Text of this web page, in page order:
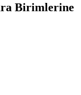
Birimlerine